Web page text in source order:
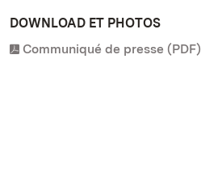
DOWNLOAD ET PHOTOS
Communiqué de presse (PDF)